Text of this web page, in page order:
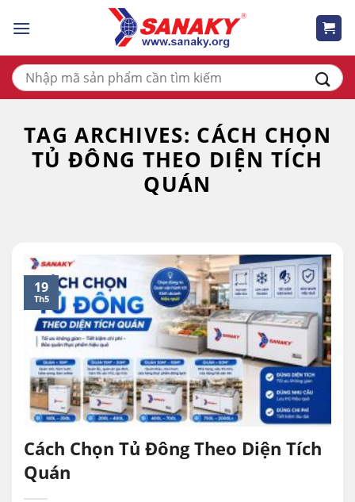
Tìm
kiếm:
TAG ARCHIVES: CÁCH CHỌN
TỦ ĐÔNG THEO DIỆN TÍCH
QUÁN
Cách Chọn Tủ Đông Theo Diện Tích
Quán
19
Th5